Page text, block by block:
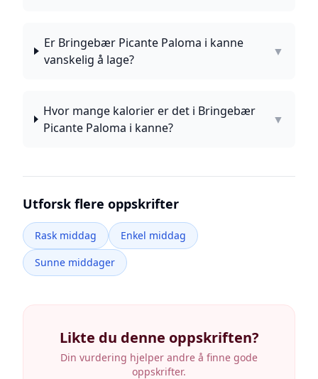
Er Bringebær Picante Paloma i kanne
vanskelig å lage?
▼
Hvor mange kalorier er det i Bringebær
Picante Paloma i kanne?
▼
Utforsk flere oppskrifter
Rask middag
Enkel middag
Sunne middager
Likte du denne oppskriften?
Din vurdering hjelper andre å finne gode
oppskrifter.